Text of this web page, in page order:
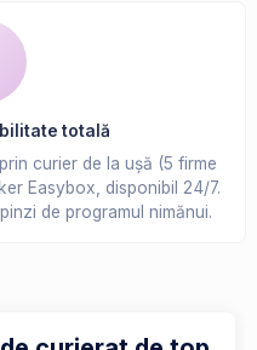
totală
curier de la ușă (5 firme
Easybox, disponibil 24/7.
de programul nimănui.